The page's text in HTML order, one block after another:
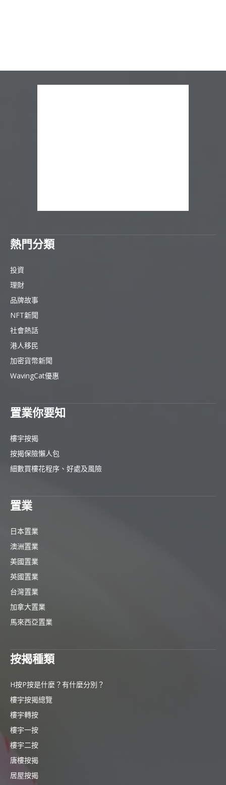
熱門分類
投資
理財
品牌故事
NFT新聞
社會熱話
港人移民
加密貨幣新聞
WavingCat優惠
置業你要知
樓宇按揭
按揭保險懶人包
細數買樓花程序、好處及風險
置業
日本置業
澳洲置業
美國置業
英國置業
台灣置業
加拿大置業
馬來西亞置業
按揭種類
H按P按是什麼？有什麼分別？
樓宇按揭總覽
樓宇轉按
樓宇一按
樓宇二按
唐樓按揭
居屋按揭